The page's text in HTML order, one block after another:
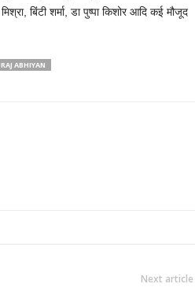
बिंटी शर्मा, डा पुष्पा किशोर आदि कई मौजूद
ABHIYAN
Next article